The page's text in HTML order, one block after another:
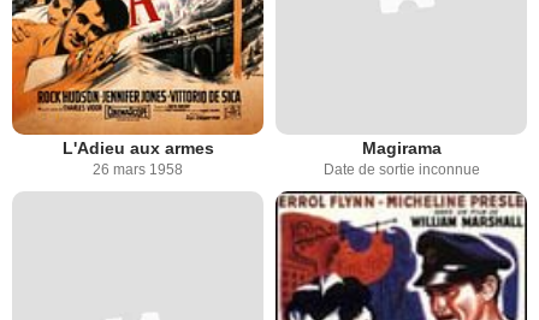
L'Adieu aux armes
26 mars 1958
Magirama
Date de sortie inconnue